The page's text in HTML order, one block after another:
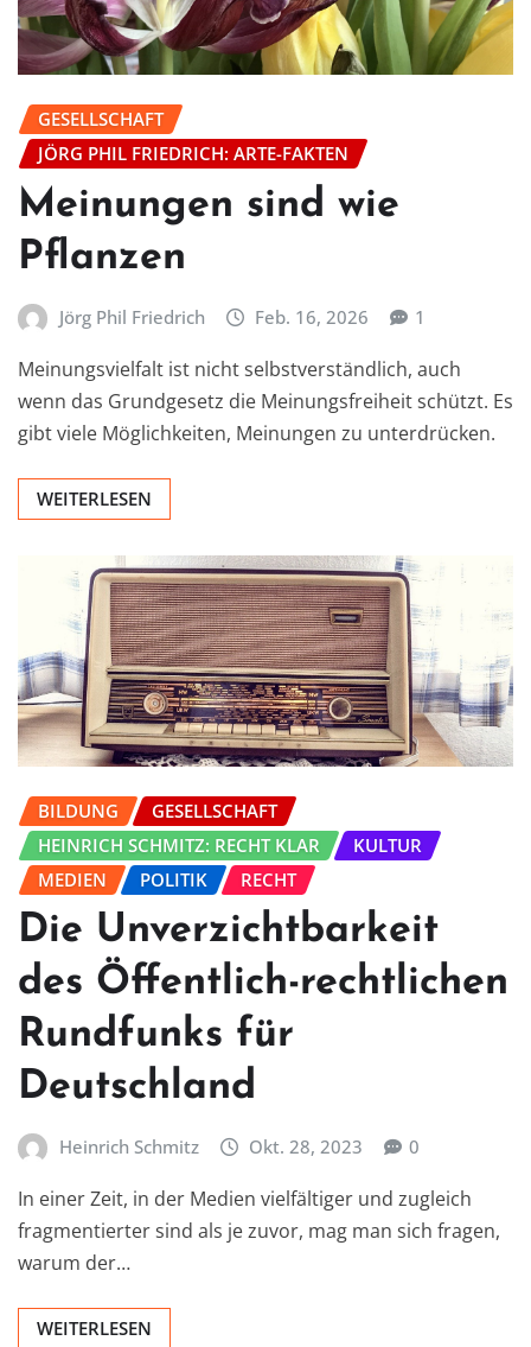
GESELLSCHAFT
JÖRG PHIL FRIEDRICH: ARTE-FAKTEN
Meinungen sind wie
Pflanzen
Jörg Phil Friedrich Feb. 16, 2026 1
Meinungsvielfalt ist nicht selbstverständlich, auch
wenn das Grundgesetz die Meinungsfreiheit schützt. Es
gibt viele Möglichkeiten, Meinungen zu unterdrücken.
WEITERLESEN
BILDUNG
GESELLSCHAFT
HEINRICH SCHMITZ: RECHT KLAR
KULTUR
MEDIEN
POLITIK RECHT
Die Unverzichtbarkeit
des Öffentlich-rechtlichen
Rundfunks für
Deutschland
Heinrich Schmitz Okt. 28, 2023 0
In einer Zeit, in der Medien vielfältiger und zugleich
fragmentierter sind als je zuvor, mag man sich fragen,
warum der…
WEITERLESEN